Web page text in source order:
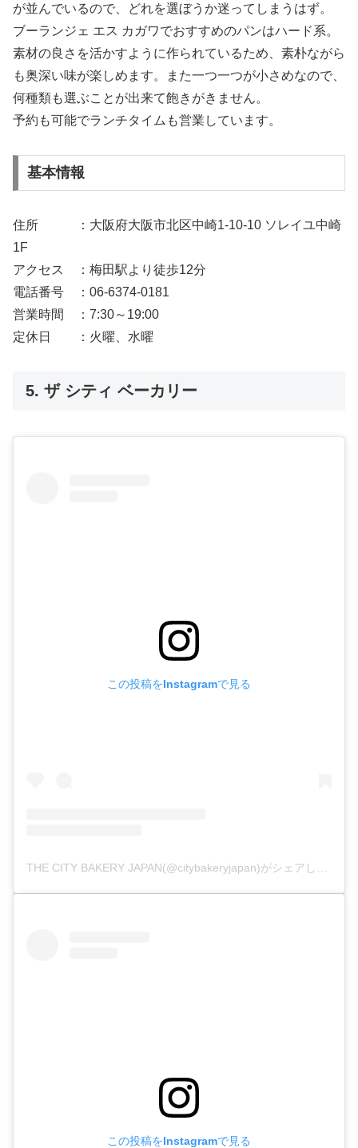
が並んでいるので、どれを選ぼうか迷ってしまうはず。
ブーランジェ エス カガワでおすすめのパンはハード系。
素材の良さを活かすように作られているため、素朴ながら
も奥深い味が楽しめます。また一つ一つが小さめなので、
何種類も選ぶことが出来て飽きがきません。
予約も可能でランチタイムも営業しています。
基本情報
住所 ：大阪府大阪市北区中崎1-10-10 ソレイユ中崎
1F
アクセス ：梅田駅より徒歩12分
電話番号 ：06-6374-0181
営業時間 ：7:30～19:00
定休日 ：火曜、水曜
5. ザ シティ ベーカリー
この投稿をInstagramで見る
この投稿をInstagramで見る